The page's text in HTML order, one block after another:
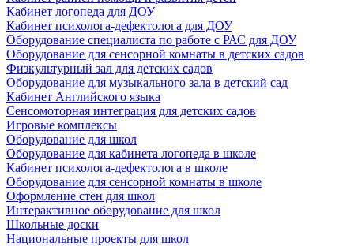
Кабинет логопеда для ДОУ
Кабинет психолога-дефектолога для ДОУ
Оборудование специалиста по работе с РАС для ДОУ
Оборудование для сенсорной комнаты в детских садов
Физкультурный зал для детских садов
Оборудование для музыкального зала в детский сад
Кабинет Английского языка
Сенсомоторная интеграция для детских садов
Игровые комплексы
Оборудование для школ
Оборудование для кабинета логопеда в школе
Кабинет психолога-дефектолога в школе
Оборудование для сенсорной комнаты в школе
Оформление стен для школ
Интерактивное оборудование для школ
Школьные доски
Национальные проекты для школ